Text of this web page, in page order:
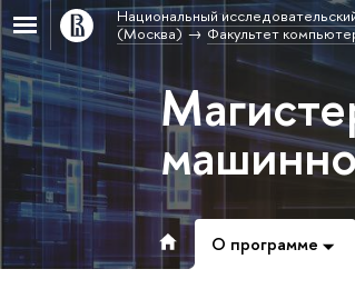
Национальный
(Москва)
Факультет
О программе